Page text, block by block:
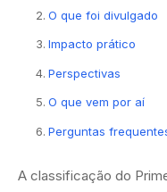
O que foi divulgado
Impacto prático
Perspectivas
O que vem por aí
Perguntas
A classificação do